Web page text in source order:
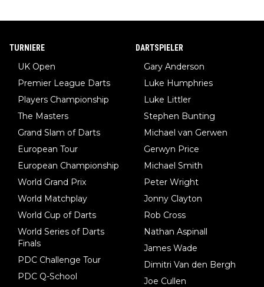
TURNIERE
UK Open
Premier League Darts
Players Championship
The Masters
Grand Slam of Darts
European Tour
European Championship
World Grand Prix
World Matchplay
World Cup of Darts
World Series of Darts
Finals
PDC Challenge Tour
PDC Q-School
DARTSPIELER
Gary Anderson
Luke Humphries
Luke Littler
Stephen Bunting
Michael van Gerwen
Gerwyn Price
Michael Smith
Peter Wright
Jonny Clayton
Rob Cross
Nathan Aspinall
James Wade
Dimitri Van den Bergh
Joe Cullen